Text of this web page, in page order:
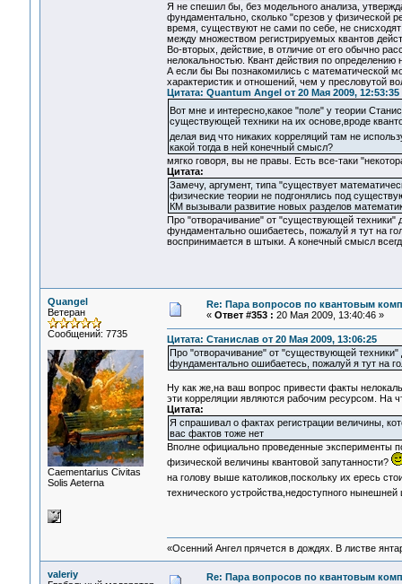
Я не спешил бы, без модельного анализа,
фундаментально, сколько "срезов у физической
время, существуют не сами по себе, не
между множеством регистрируемых квантов
Во-вторых, действие, в отличие от его обычно
нелокальностью. Квант действия по
А если бы Вы познакомились с математической
характеристик и отношений, чем у пресловутой
Цитата: Quantum Angel от 20 Мая 2009, 12:53:35
Вот мне и интересно,какое "поле" у теории
существующей техники на их основе,вроде
делая вид что никаких корреляций там не
какой тогда в ней конечный смысл?
мягко говоря, вы не правы. Есть все-таки
Цитата:
Замечу, аргумент, типа "существует
физические теории не подгонялись под
КМ вызывали развитие новых разделов
Про "отворачивание" от "существующей
фундаментально ошибаетесь, пожалуй я тут на
воспринимается в штыки. А конечный смысл
Quangel
Ветеран
Сообщений: 7735
Сaementarius Civitas
Solis Aeterna
Re: Пара вопросов по квантовым
« Ответ #353 : 20 Мая 2009, 13:40:46 »
Цитата: Станислав от 20 Мая 2009, 13:06:25
Про "отворачивание" от "существующей
фундаментально ошибаетесь, пожалуй я тут на
Ну как же,на ваш вопрос привести факты
эти корреляции являются рабочим ресурсом. На
Цитата:
Я спрашивал о фактах регистрации величины,
вас фактов тоже нет
Вполне официально проведенные эксперименты
физической величины квантовой запутанности?
на голову выше католиков,поскольку их ересь
технического устройства,недоступного
«Осенний Ангел прячется в дождях. В листве
valeriy
Re: Пара вопросов по квантовым